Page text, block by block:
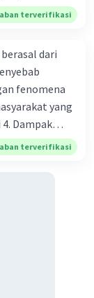
terverifikasi
dari
fenomena
yang
Dampak
5.
menunjukkan
8.
terverifikasi